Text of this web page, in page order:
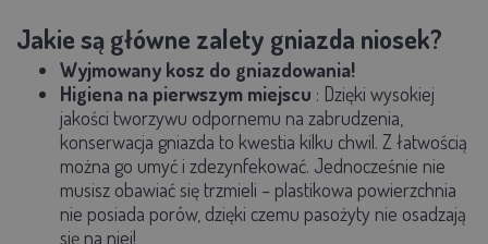
Jakie są główne zalety gniazda niosek?
Wyjmowany kosz do gniazdowania!
Higiena na pierwszym miejscu : Dzięki wysokiej
jakości tworzywu odpornemu na zabrudzenia,
konserwacja gniazda to kwestia kilku chwil. Z łatwością
można go umyć i zdezynfekować. Jednocześnie nie
musisz obawiać się trzmieli – plastikowa powierzchnia
nie posiada porów, dzięki czemu pasożyty nie osadzają
się na niej!